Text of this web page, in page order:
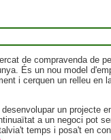
de compravenda de
És un nou model
i cerquen un relleu en
un projecte
a un negoci pot
temps i posa't en